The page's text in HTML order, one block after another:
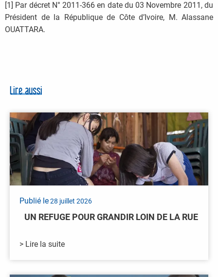
[1] Par décret N° 2011-366 en date du 03 Novembre 2011, du
Président de la République de Côte d’Ivoire, M. Alassane
OUATTARA.
Lire aussi
Publié le28 juillet 2026
UN REFUGE POUR GRANDIR LOIN DE LA RUE
> Lire la suite